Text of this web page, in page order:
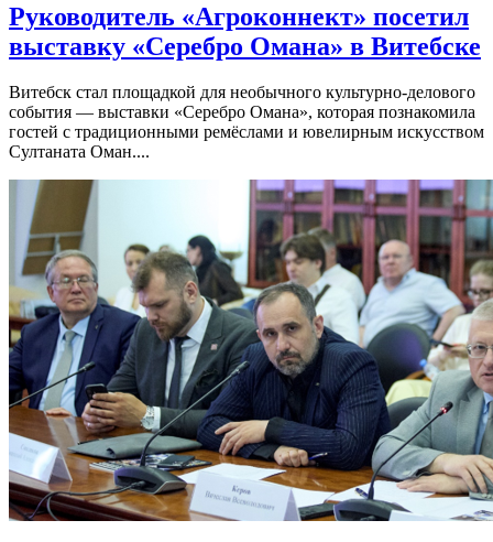
Руководитель «Агроконнект» посетил
выставку «Серебро Омана» в Витебске
Витебск стал площадкой для необычного культурно-делового
события — выставки «Серебро Омана», которая познакомила
гостей с традиционными ремёслами и ювелирным искусством
Султаната Оман....